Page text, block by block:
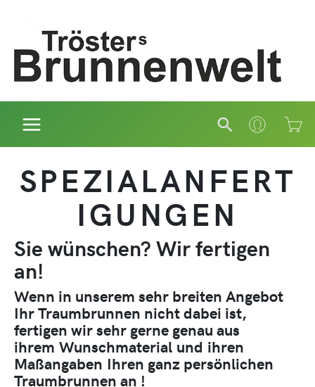
Suchen
SPEZIALANFERT
IGUNGEN
Sie wünschen? Wir fertigen
an!
Wenn in unserem sehr breiten Angebot
Ihr Traumbrunnen nicht dabei ist,
fertigen wir sehr gerne genau aus
ihrem Wunschmaterialund ihren
Maßangaben Ihren ganz persönlichen
Traumbrunnen an !